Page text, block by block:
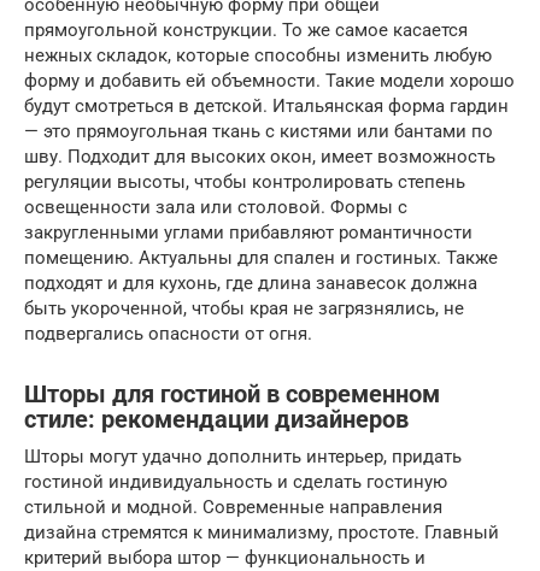
особенную необычную форму при общей
прямоугольной конструкции. То же самое касается
нежных складок, которые способны изменить любую
форму и добавить ей объемности. Такие модели хорошо
будут смотреться в детской. Итальянская форма гардин
— это прямоугольная ткань с кистями или бантами по
шву. Подходит для высоких окон, имеет возможность
регуляции высоты, чтобы контролировать степень
освещенности зала или столовой. Формы с
закругленными углами прибавляют романтичности
помещению. Актуальны для спален и гостиных. Также
подходят и для кухонь, где длина занавесок должна
быть укороченной, чтобы края не загрязнялись, не
подвергались опасности от огня.
Шторы для гостиной в современном
стиле: рекомендации дизайнеров
Шторы могут удачно дополнить интерьер, придать
гостиной индивидуальность и сделать гостиную
стильной и модной. Современные направления
дизайна стремятся к минимализму, простоте. Главный
критерий выбора штор — функциональность и